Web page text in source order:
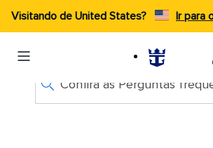
Visitando de United States? Ir para
Confira as Perguntas